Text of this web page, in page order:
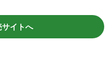
ル型 ワイヤレス
サイトへ